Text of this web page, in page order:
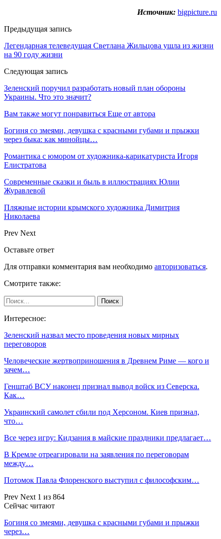
Источник: bigpicture.ru
Предыдущая запись
Легендарная телеведущая Светлана Жильцова ушла из жизни
на 90 году жизни
Следующая запись
Зеленский поручил разработать новый план обороны
Украины. Что это значит?
Вам также могут понравиться Еще от автора
Богиня со змеями, девушка с красными губами и прыжки
через быка: как минойцы…
Романтика с юмором от художника-карикатуриста Игоря
Елистратова
Современные сказки и быль в иллюстрациях Юлии
Журавлевой
Пляжные истории крымского художника Димитрия
Николаева
Prev Next
Оставьте ответ
Для отправки комментария вам необходимо авторизоваться.
Смотрите также:
Интересное:
Зеленский назвал место проведения новых мирных
переговоров
Человеческие жертвоприношения в Древнем Риме — кого и
зачем…
Генштаб ВСУ наконец признал вывод войск из Северска.
Как…
Украинский самолет сбили под Херсоном. Киев признал,
что…
Все через игру: Кидзания в майские праздники предлагает…
В Кремле отреагировали на заявления по переговорам
между…
Потомок Павла Флоренского выступил с философским…
Prev Next 1 из 864
Сейчас читают
Богиня со змеями, девушка с красными губами и прыжки
через…